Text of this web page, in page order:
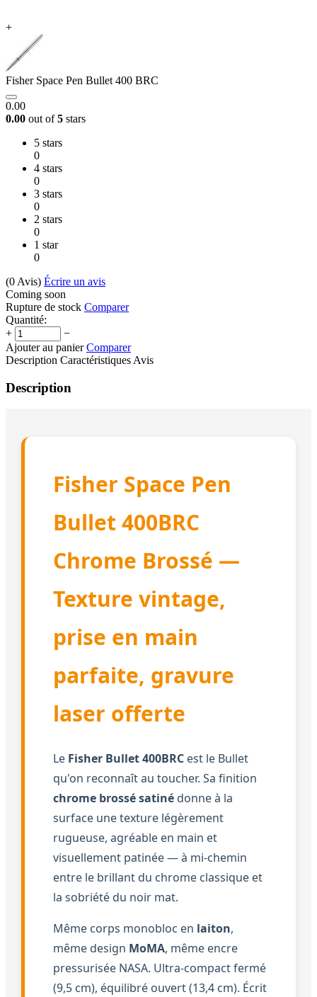
+
Fisher Space Pen Bullet 400 BRC
0.00
0.00 out of5 stars
5 stars
0
4 stars
0
3 stars
0
2 stars
0
1 star
0
(0 Avis) Écrire un avis
Coming soon
Rupture de stock Comparer
Quantité:
+
−
Ajouter au panier Comparer
Description Caractéristiques Avis
Description
Fisher Space Pen
Bullet 400BRC
Chrome Brossé —
Texture vintage,
prise en main
parfaite, gravure
laser offerte
Le Fisher Bullet 400BRCest le Bullet
qu'on reconnaît au toucher. Sa finition
chrome brossé satinédonne à la
surface une texture légèrement
rugueuse, agréable en main et
visuellement patinée — à mi-chemin
entre le brillant du chrome classique et
la sobriété du noir mat.
Même corps monobloc en laiton,
même design MoMA, même encre
pressurisée NASA. Ultra-compact fermé
(9,5 cm), équilibré ouvert (13,4 cm). Écrit